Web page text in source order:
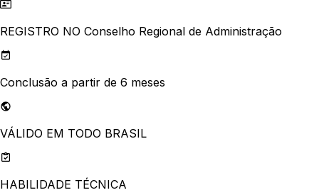
REGISTRO NO Conselho Regional de Administração
Conclusão a partir de 6 meses
VÁLIDO EM TODO BRASIL
HABILIDADE TÉCNICA